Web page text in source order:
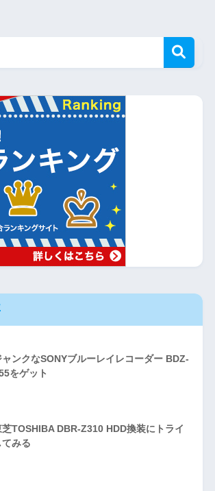
ャンクなSONYブルーレイレコーダー BDZ-
をゲット
芝TOSHIBA DBR-Z310 HDD換装にトライ
てみる